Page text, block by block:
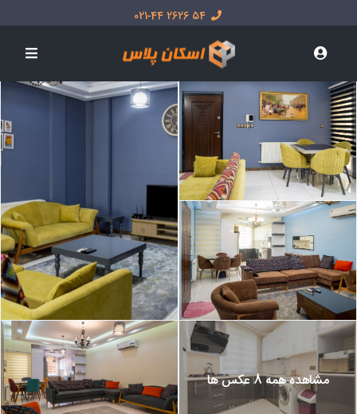
54 2626 021-44
مشاهده همه 8 عکس ها